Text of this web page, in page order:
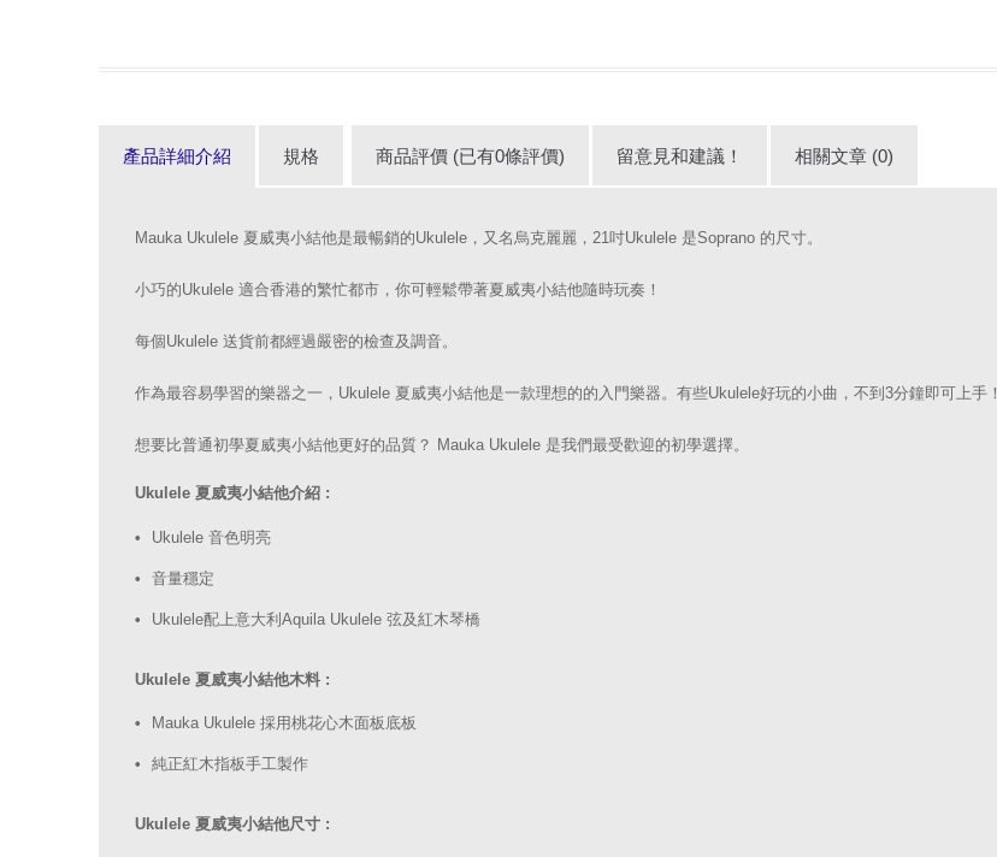
產品詳細介紹 規格 商品評價 (已有0條評價) 留意見和建議！ 相關文章 (0)
Mauka Ukulele 夏威夷小結他是最暢銷的Ukulele，又名烏克麗麗，21吋Ukulele 是Soprano 的尺寸。
小巧的Ukulele 適合香港的繁忙都市，你可輕鬆帶著夏威夷小結他隨時玩奏！
每個Ukulele 送貨前都經過嚴密的檢查及調音。
作為最容易學習的樂器之一，Ukulele 夏威夷小結他是一款理想的的入門樂器。有些Ukulele好玩的小曲，不到3分鐘即可上手！
想要比普通初學夏威夷小結他更好的品質？ Mauka Ukulele 是我們最受歡迎的初學選擇。
Ukulele 夏威夷小結他介紹 :
Ukulele 音色明亮
音量穩定
Ukulele配上意大利Aquila Ukulele 弦及紅木琴橋
Ukulele 夏威夷小結他木料 :
Mauka Ukulele 採用桃花心木面板底板
純正紅木指板手工製作
Ukulele 夏威夷小結他尺寸 :